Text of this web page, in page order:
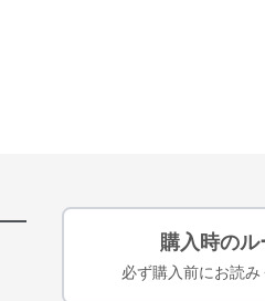
購入時のル
必ず購入前にお読み